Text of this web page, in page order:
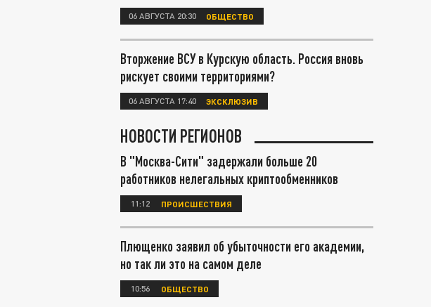
06 АВГУСТА 20:30 ОБЩЕСТВО
Вторжение ВСУ в Курскую область. Россия вновь
рискует своими территориями?
06 АВГУСТА 17:40 ЭКСКЛЮЗИВ
НОВОСТИ РЕГИОНОВ
В "Москва-Сити" задержали больше 20
работников нелегальных криптообменников
11:12 ПРОИСШЕСТВИЯ
Плющенко заявил об убыточности его академии,
но так ли это на самом деле
10:56 ОБЩЕСТВО